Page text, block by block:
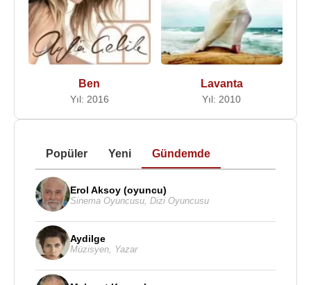
Ben
Yıl: 2016
Lavanta
Yıl: 2010
Popüler Yeni Gündemde
Erol Aksoy (oyuncu)
Sinema Oyuncusu, Dizi Oyuncusu
Aydilge
Müzisyen, Yazar